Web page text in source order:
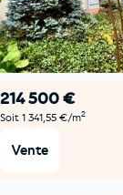
214 500 €
Soit 1 341,55 €/m2
Vente